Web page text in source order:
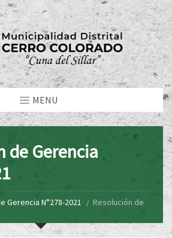
MENU
de Gerencia
Gerencia N°278-2021
Resolución de